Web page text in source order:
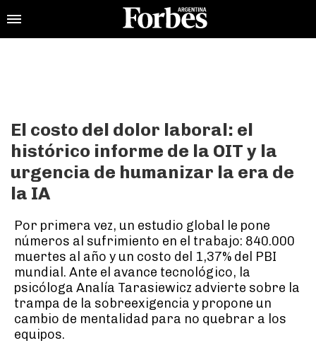
El costo del dolor laboral: el
histórico informe de la OIT y la
urgencia de humanizar la era de
la IA
Por primera vez, un estudio global le pone
números al sufrimiento en el trabajo: 840.000
muertes al año y un costo del 1,37% del PBI
mundial. Ante el avance tecnológico, la
psicóloga Analía Tarasiewicz advierte sobre la
trampa de la sobreexigencia y propone un
cambio de mentalidad para no quebrar a los
equipos.